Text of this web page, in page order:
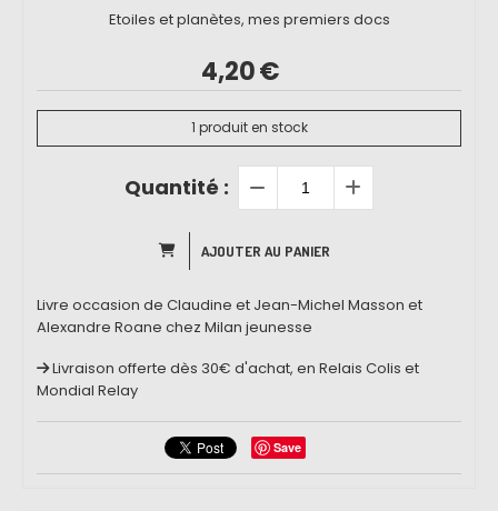
Etoiles et planètes, mes premiers docs
4,20€
1 produit en stock
Quantité :
AJOUTER AU PANIER
Livre occasion de Claudine et Jean-Michel Masson et
Alexandre Roane chez Milan jeunesse
Livraison offerte dès 30€ d'achat, en Relais Colis et
Mondial Relay
Save